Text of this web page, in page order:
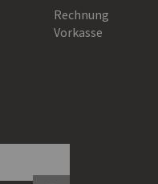
Rechnung
Vorkasse